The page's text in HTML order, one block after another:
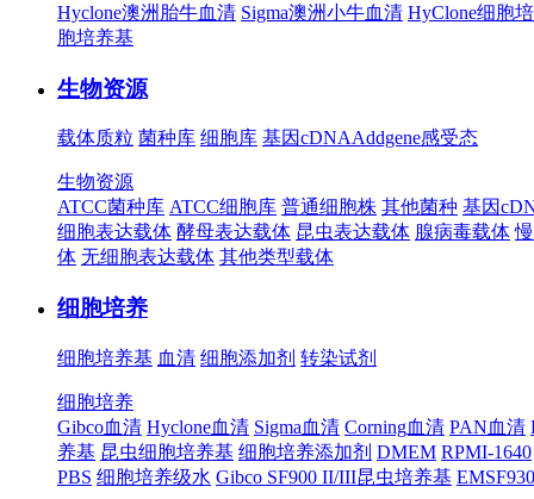
Hyclone澳洲胎牛血清 Sigma澳洲小牛血清 HyClone细胞
胞培养基
生物资源
载体质粒 菌种库 细胞库 基因cDNAAddgene感受态
生物资源
ATCC菌种库 ATCC细胞库 普通细胞株 其他菌种 基因
细胞表达载体 酵母表达载体 昆虫表达载体 腺病毒载体
体 无细胞表达载体 其他类型载体
细胞培养
细胞培养基 血清 细胞添加剂 转染试剂
细胞培养
Gibco血清 Hyclone血清 Sigma血清 Corning血清 PAN血清
养基 昆虫细胞培养基 细胞培养添加剂 DMEM RPMI-1640
PBS 细胞培养级水 Gibco SF900 II/III昆虫培养基